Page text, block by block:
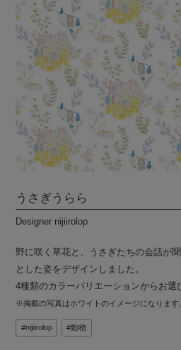
うさぎうらら
Designer nijiirolop
野に咲く草花と、うさぎたちの会話が
とした姿をデザインしました。
4種類のカラーバリエーションからお選
※掲載の写真はホワイトのイメージになります
nijiirolop 動物